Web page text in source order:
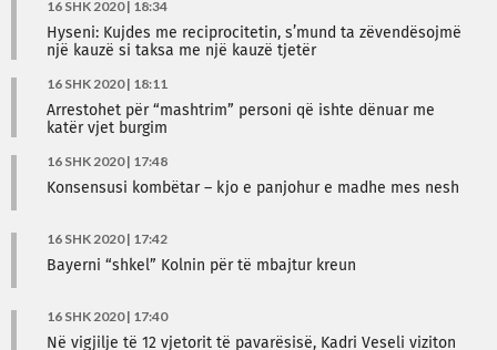
16 SHK 2020 | 18:34
Hyseni: Kujdes me reciprocitetin, s’mund ta zëvendësojmë
një kauzë si taksa me një kauzë tjetër
16 SHK 2020 | 18:11
Arrestohet për “mashtrim” personi që ishte dënuar me
katër vjet burgim
16 SHK 2020 | 17:48
Konsensusi kombëtar – kjo e panjohur e madhe mes nesh
16 SHK 2020 | 17:42
Bayerni “shkel” Kolnin për të mbajtur kreun
16 SHK 2020 | 17:40
Në vigjilje të 12 vjetorit të pavarësisë, Kadri Veseli viziton